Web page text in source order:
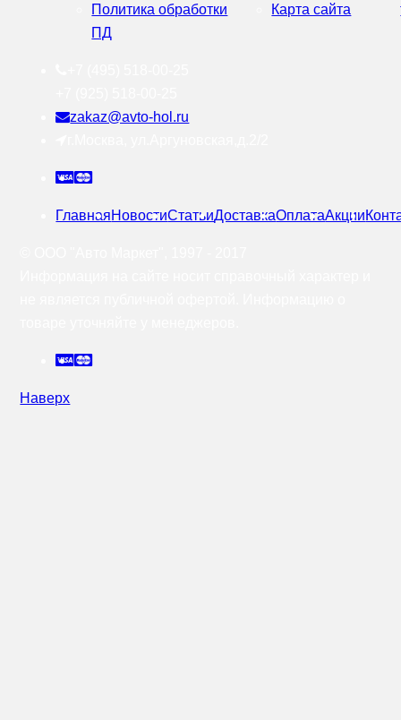
Политика обработки
ПД
Карта сайта
zakaz@avto-hol.ru
ГлавнаяНовостиСтатьиДоставкаОплатаАкции
Наверх